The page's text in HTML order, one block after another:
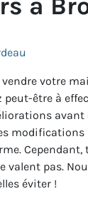
à
votre
peut-être à
avant
modifications
Cependant,
valent pas.
éviter !